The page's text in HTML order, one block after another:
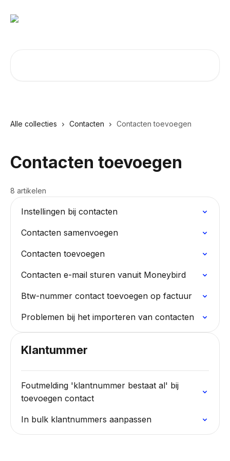
Alle collecties Contacten Contacten toevoegen
Contacten toevoegen
8 artikelen
Instellingen bij contacten
Contacten samenvoegen
Contacten toevoegen
Contacten e-mail sturen vanuit Moneybird
Btw-nummer contact toevoegen op factuur
Problemen bij het importeren van contacten
Klantummer
Foutmelding 'klantnummer bestaat al' bij
toevoegen contact
In bulk klantnummers aanpassen